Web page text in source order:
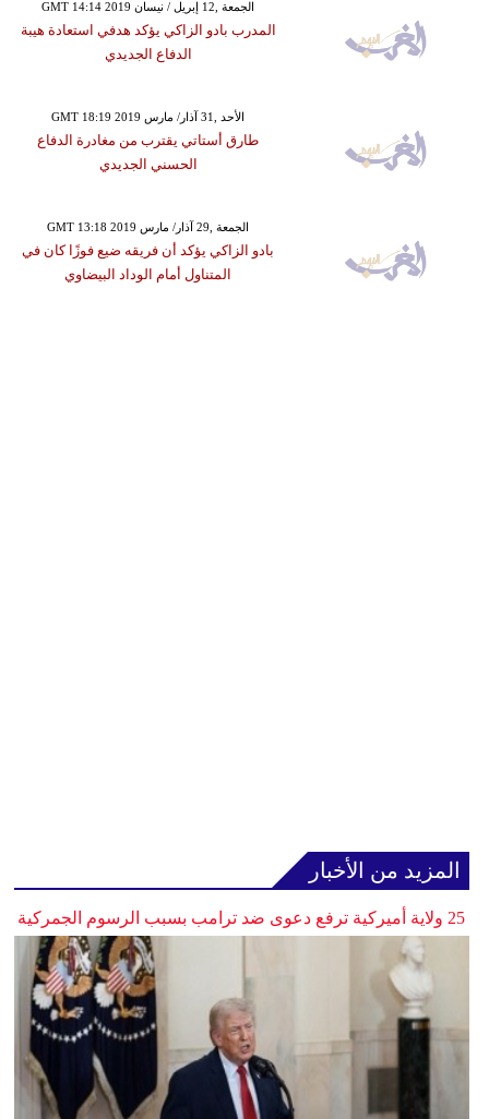
GMT 14:14 2019 الجمعة ,12 إبريل / نيسان
المدرب بادو الزاكي يؤكد هدفي استعادة هيبة
الدفاع الجديدي
GMT 18:19 2019 الأحد ,31 آذار/ مارس
طارق أستاتي يقترب من مغادرة الدفاع
الحسني الجديدي
GMT 13:18 2019 الجمعة ,29 آذار/ مارس
بادو الزاكي يؤكد أن فريقه ضيع فوزًا كان في
المتناول أمام الوداد البيضاوي
المزيد من الأخبار
25 ولاية أميركية ترفع دعوى ضد ترامب بسبب الرسوم الجمركية